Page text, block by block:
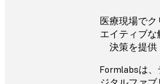
医療現場でク
エイティブな
決策を提供
Formlabsは、